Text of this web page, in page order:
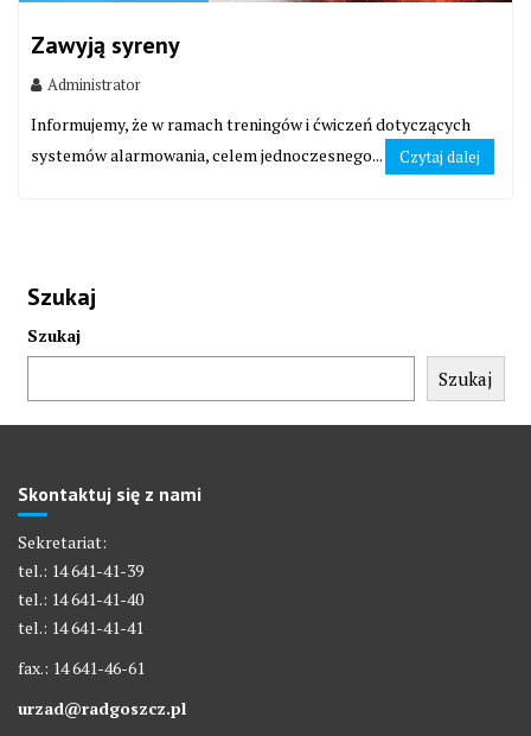
Zawyją syreny
Administrator
Informujemy, że w ramach treningów i ćwiczeń dotyczących
systemów alarmowania, celem jednoczesnego...
Czytaj dalej
Szukaj
Szukaj
Szukaj
Skontaktuj się z nami
Sekretariat:
tel.: 14 641-41-39
tel.: 14 641-41-40
tel.: 14 641-41-41
fax.: 14 641-46-61
urzad@radgoszcz.pl